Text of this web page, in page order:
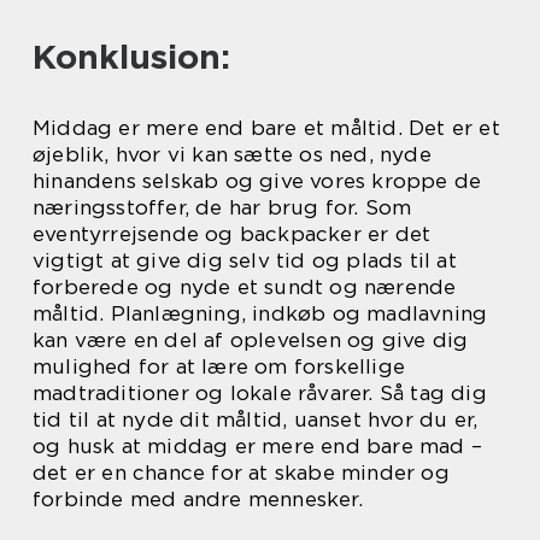
Konklusion:
Middag er mere end bare et måltid. Det er et
øjeblik, hvor vi kan sætte os ned, nyde
hinandens selskab og give vores kroppe de
næringsstoffer, de har brug for. Som
eventyrrejsende og backpacker er det
vigtigt at give dig selv tid og plads til at
forberede og nyde et sundt og nærende
måltid. Planlægning, indkøb og madlavning
kan være en del af oplevelsen og give dig
mulighed for at lære om forskellige
madtraditioner og lokale råvarer. Så tag dig
tid til at nyde dit måltid, uanset hvor du er,
og husk at middag er mere end bare mad –
det er en chance for at skabe minder og
forbinde med andre mennesker.